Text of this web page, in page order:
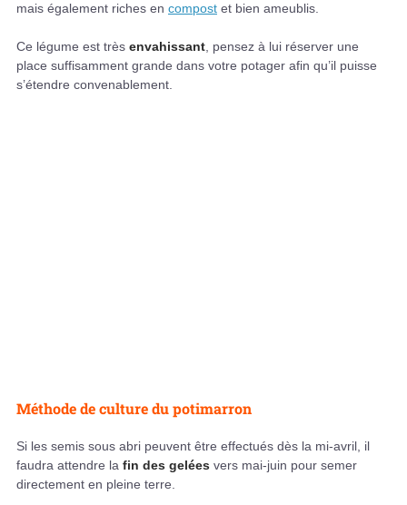
mais également riches en compost et bien ameublis.
Ce légume est très envahissant , pensez à lui réserver une
place suffisamment grande dans votre potager afin qu’il puisse
s’étendre convenablement.
Méthode de culture du potimarron
Si les semis sous abri peuvent être effectués dès la mi-avril, il
faudra attendre la fin des gelées vers mai-juin pour semer
directement en pleine terre.